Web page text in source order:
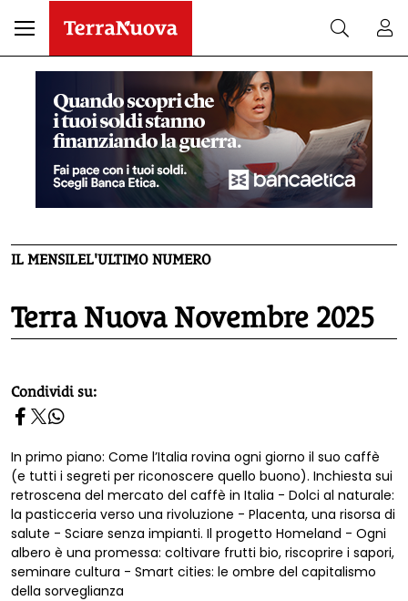
IL MENSILEL'ULTIMO NUMERO
Terra Nuova Novembre 2025
homepage h2
Condividi su:
In primo piano: Come l’Italia rovina ogni giorno il suo caffè
(e tutti i segreti per riconoscere quello buono). Inchiesta sui
retroscena del mercato del caffè in Italia - Dolci al naturale:
la pasticceria verso una rivoluzione - Placenta, una risorsa di
salute - Sciare senza impianti. Il progetto Homeland - Ogni
albero è una promessa: coltivare frutti bio, riscoprire i sapori,
seminare cultura - Smart cities: le ombre del capitalismo
della sorveglianza